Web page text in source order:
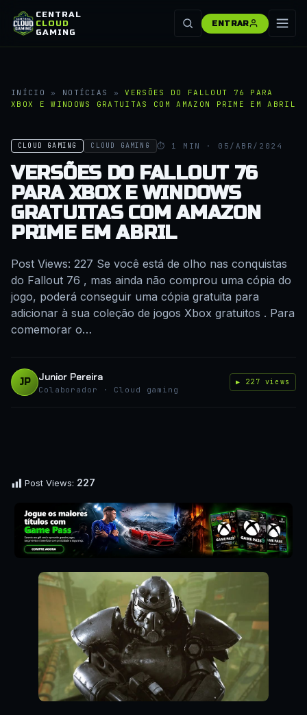
CENTRAL
CLOUD
GAMING
ENTRAR
INÍCIO » NOTÍCIAS »VERSÕES DO FALLOUT 76 PARA
XBOX E WINDOWS GRATUITAS COM AMAZON PRIME EM ABRIL
CLOUD GAMING CLOUD GAMING ⏱ 1 MIN · 05/ABR/2024
VERSÕES DO FALLOUT 76
PARA XBOX E WINDOWS
GRATUITAS COM AMAZON
PRIME EM ABRIL
Post Views: 227 Se você está de olho nas conquistas
do Fallout 76 , mas ainda não comprou uma cópia do
jogo, poderá conseguir uma cópia gratuita para
adicionar à sua coleção de jogos Xbox gratuitos . Para
comemorar o…
JP Junior Pereira
Colaborador · Cloud gaming
▶ 227 views
Post Views: 227